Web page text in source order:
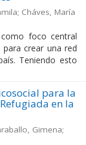
Cháves, María
foco central
crear una red
Teniendo esto
para la
en la
Gimena;